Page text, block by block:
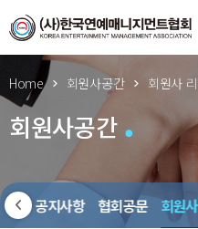
Home 회원사공간 회원사
회원사공간
원사 공지사항 협회공문 회원